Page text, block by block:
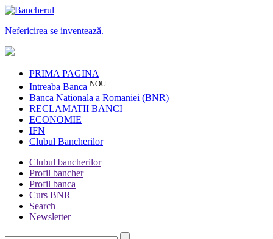
Nefericirea se inventează.
PRIMA PAGINA
Intreaba Banca NOU
Banca Nationala a Romaniei (BNR)
RECLAMATII BANCI
ECONOMIE
IFN
Clubul Bancherilor
Clubul bancherilor
Profil bancher
Profil banca
Curs BNR
Search
Newsletter